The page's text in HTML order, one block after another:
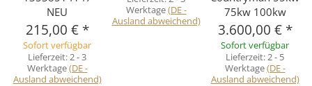
NEU
215,00 € *
Sofort verfügbar
Lieferzeit:2 - 3
Werktage(DE -
Ausland abweichend)
Werktage(DE -
Ausland abweichend)
75kw 100kw
3.600,00 € *
Sofort verfügbar
Lieferzeit:2 - 5
Werktage(DE -
Ausland abweichend)